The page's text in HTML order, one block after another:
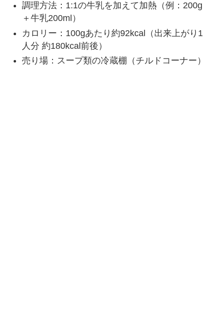
調理方法：1:1の牛乳を加えて加熱（例：200g
＋牛乳200ml）
カロリー：100gあたり約92kcal（出来上がり1
人分 約180kcal前後）
売り場：スープ類の冷蔵棚（チルドコーナー）